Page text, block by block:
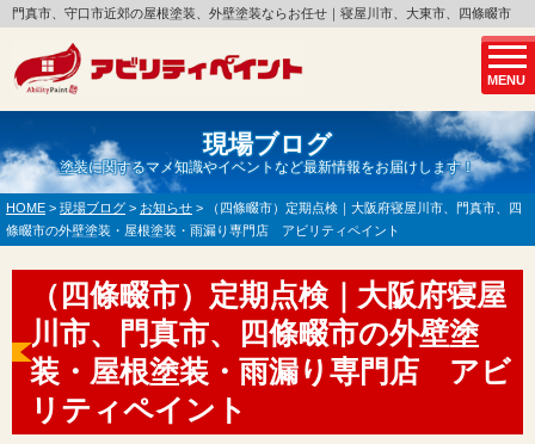
MENU
門真市、守口市近郊の屋根塗装、外壁塗装ならお任せ｜寝屋川市、大東市、四條畷市
現場ブログ
塗装に関するマメ知識やイベントなど最新情報をお届けします！
HOME > 現場ブログ > お知らせ >
（四條畷市）定期点検｜大阪府寝屋川市、門真市、四
條畷市の外壁塗装・屋根塗装・雨漏り専門店 アビリティペイント
（四條畷市）定期点検｜大阪府寝屋
川市、門真市、四條畷市の外壁塗
装・屋根塗装・雨漏り専門店 アビ
リティペイント